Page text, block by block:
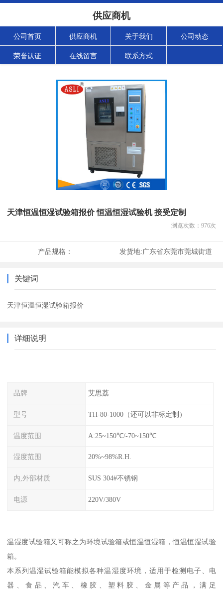
供应商机
公司首页 供应商机 关于我们 公司动态
荣誉认证 在线留言 联系方式
天津恒温恒湿试验箱报价 恒温恒湿试验机 接受定制
浏览次数： 976次
产品规格： 发货地:广东省东莞市莞城街道
关键词
天津恒温恒湿试验箱报价
详细说明
品牌 艾思荔
型号 TH-80-1000（还可以非标定制）
温度范围 A:25~150℃/-70~150℃
湿度范围 20%~98%R.H.
内,外部材质 SUS 304#不锈钢
电源 220V/380V
温湿度试验箱又可称之为环境试验箱或恒温恒湿箱，恒温恒湿试验
箱。
本系列温湿试验箱能模拟各种温湿度环境，适用于检测电子、电
器、食品、汽车、橡胶、塑料胶、金属等产品，满足